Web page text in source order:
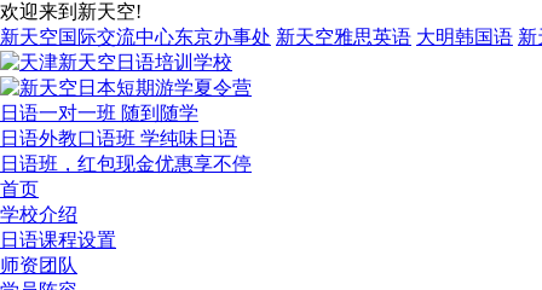
欢迎来到新天空!
新天空国际交流中心东京办事处 新天空雅思英语 大明韩国语 新
日语一对一班 随到随学
日语外教口语班 学纯味日语
日语班，红包现金优惠享不停
首页
学校介绍
日语课程设置
师资团队